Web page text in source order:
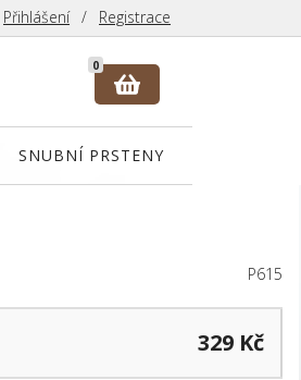
Přihlášení Registrace
0
SNUBNÍ PRSTENY
P615
329 Kč